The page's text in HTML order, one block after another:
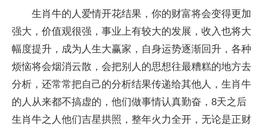
生肖牛的人爱情开花结果，你的财富将会变得更加
强大，价值观很强，事业上有较大的发展，收入也将大
幅度提升，成为人生大赢家，自身运势逐渐回升，各种
烦恼将会烟消云散，会把别人的思想往最糟糕的地方去
分析，还常常把自己的分析结果传递给其他人，生肖牛
的人从来都不搞虚的，他们做事情认真勤奋，8天之后
生肖牛之人他们吉星拱照，整年火力全开，无论是正财